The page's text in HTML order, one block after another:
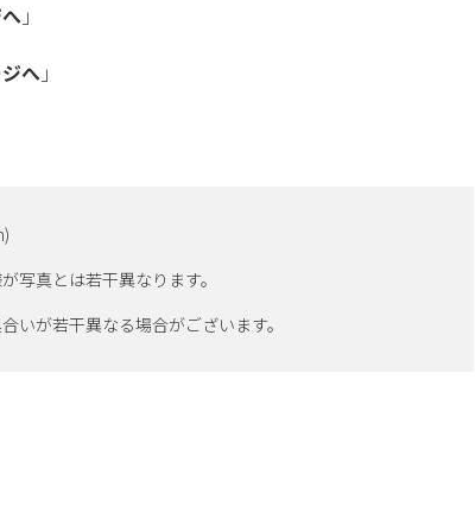
」
へ」
写真とは若干異なります。
いが若干異なる場合がございます。